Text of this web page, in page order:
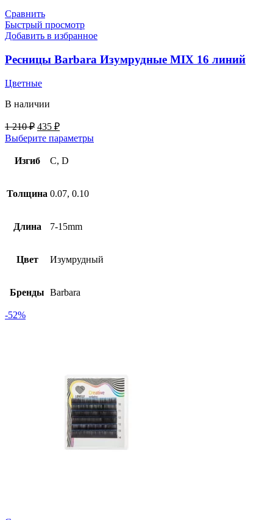
Сравнить
Быстрый просмотр
Добавить в избранное
Ресницы Barbara Изумрудные MIX 16 линий
Цветные
В наличии
1 210₽ 435 ₽
Выберите параметры
Изгиб C, D
Толщина 0.07, 0.10
Длина 7-15mm
Цвет Изумрудный
Бренды Barbara
-52%